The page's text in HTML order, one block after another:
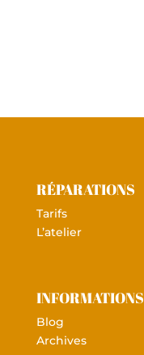
RÉPARATIONS
Tarifs
L’atelier
INFORMATIONS
Blog
Archives